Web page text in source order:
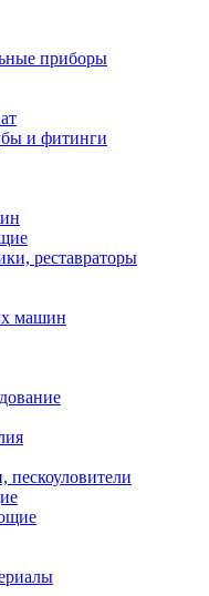
приборы
и фитинги
реставраторы
машин
пескоуловители